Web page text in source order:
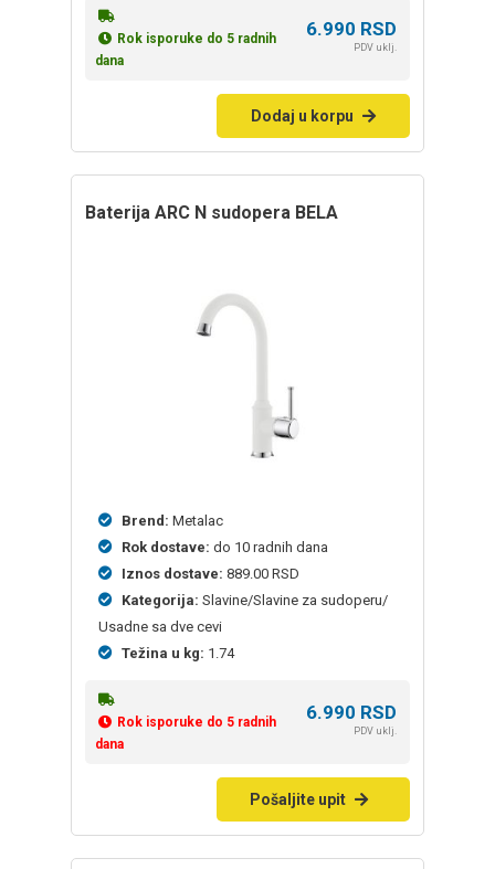
Rok isporuke do 5 radnih
dana
6.990 RSD
PDV uklj.
Dodaj u korpu
baterija ARC N sudopera BELA
Brend: Metalac
Rok dostave: do 10 radnih dana
Iznos dostave: 889.00 RSD
Kategorija: Slavine/Slavine za sudoperu/
Usadne sa dve cevi
Težina u kg: 1.74
Rok isporuke do 5 radnih
dana
6.990 RSD
PDV uklj.
Pošaljite upit